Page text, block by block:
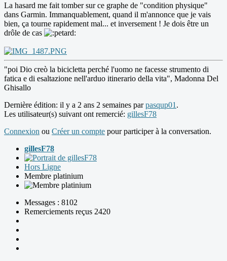
La hasard me fait tomber sur ce graphe de "condition physique"
dans Garmin. Immanquablement, quand il m'annonce que je vais
bien, ça tourne rapidement mal... et inversement ! Je dois être un
drôle de cas
"poi Dio creò la bicicletta perché l'uomo ne facesse strumento di
fatica e di esaltazione nell'arduo itinerario della vita", Madonna Del
Ghisallo
Dernière édition: il y a 2 ans 2 semaines parpasqup01 .
Les utilisateur(s) suivant ont remercié: gillesF78
Connexion ou Créer un compte pour participer à la conversation.
gillesF78
Hors Ligne
Membre platinium
Messages : 8102
Remerciements reçus 2420